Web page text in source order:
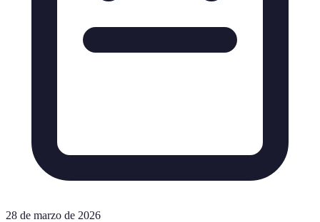
28 de marzo de 2026